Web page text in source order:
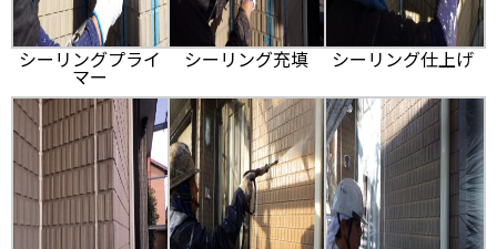
シーリングプライ
マー
シーリング充填 シーリング仕上げ